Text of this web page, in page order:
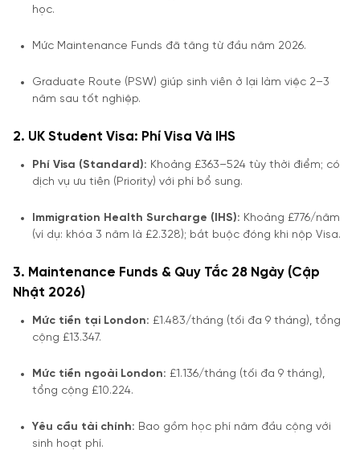
học.
Mức Maintenance Funds đã tăng từ đầu năm 2026.
Graduate Route (PSW) giúp sinh viên ở lại làm việc 2–3
năm sau tốt nghiệp.
2. UK Student Visa: Phí Visa Và IHS
Phí Visa (Standard): Khoảng £363–524 tùy thời điểm; có
dịch vụ ưu tiên (Priority) với phí bổ sung.
Immigration Health Surcharge (IHS): Khoảng £776/năm
(ví dụ: khóa 3 năm là £2.328); bắt buộc đóng khi nộp Visa.
3. Maintenance Funds & Quy Tắc 28 Ngày (Cập
Nhật 2026)
Mức tiền tại London: £1.483/tháng (tối đa 9 tháng), tổng
cộng £13.347.
Mức tiền ngoài London: £1.136/tháng (tối đa 9 tháng),
tổng cộng £10.224.
Yêu cầu tài chính: Bao gồm học phí năm đầu cộng với
sinh hoạt phí.